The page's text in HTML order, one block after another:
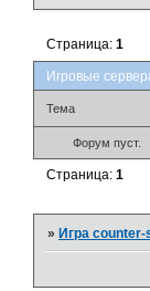
Игровые
Страница:1
Тема
Форум пуст.
Страница:1
»Игра